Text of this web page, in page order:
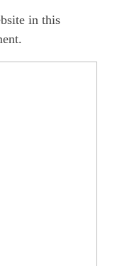
in this